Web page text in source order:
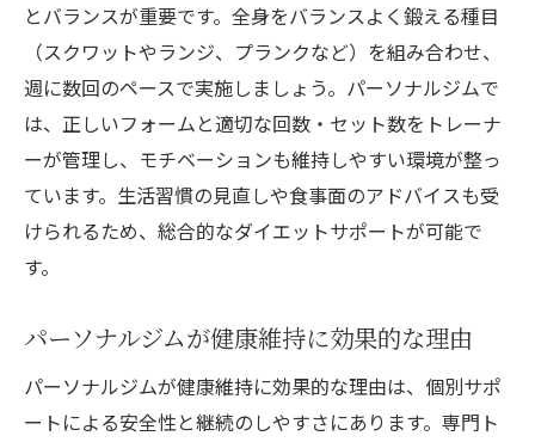
とバランスが重要です。全身をバランスよく鍛える種目
（スクワットやランジ、プランクなど）を組み合わせ、
週に数回のペースで実施しましょう。パーソナルジムで
は、正しいフォームと適切な回数・セット数をトレーナ
ーが管理し、モチベーションも維持しやすい環境が整っ
ています。生活習慣の見直しや食事面のアドバイスも受
けられるため、総合的なダイエットサポートが可能で
す。
パーソナルジムが健康維持に効果的な理由
パーソナルジムが健康維持に効果的な理由は、個別サポ
ートによる安全性と継続のしやすさにあります。専門ト